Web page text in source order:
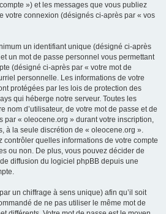
») et les messages que vous publiez
votre connexion (désignés ci-après par « vos
un identifiant unique (désigné ci-après
un mot de passe personnel vous permettant
(désigné ci-après par « votre mot de
personnelle. Les informations de votre
protégées par les lois de protection des
qui héberge notre serveur. Toutes les
nom d’utilisateur, de votre mot de passe et de
par « oleocene.org » durant votre inscription,
à la seule discrétion de « oleocene.org ».
contrôler quelles informations de votre compte
ou non. De plus, vous pouvez décider de
diffusion du logiciel phpBB depuis une
un chiffrage à sens unique) afin qu’il soit
de ne pas utiliser le même mot de